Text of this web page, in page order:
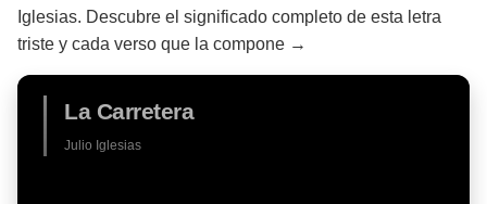
Iglesias. Descubre el significado completo de esta letra
triste y cada verso que la compone →
La Carretera
Julio Iglesias